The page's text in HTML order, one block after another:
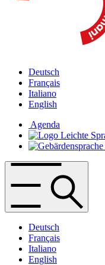
Deutsch
Français
Italiano
English
Agenda
Deutsch
Français
Italiano
English